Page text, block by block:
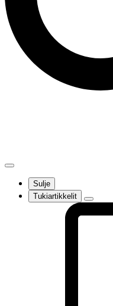
Sulje
Tukiartikkelit